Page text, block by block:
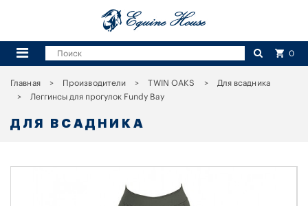
0
Главная Производители TWIN OAKS
Для всадника
Леггинсы для прогулок Fundy Bay
ДЛЯ ВСАДНИКА